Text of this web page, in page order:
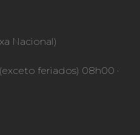
Nacional)
feriados) 08h00 ·